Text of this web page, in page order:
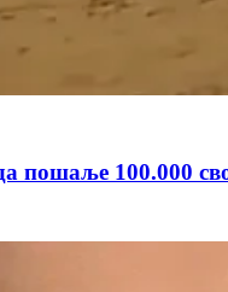
пошаље 100.000